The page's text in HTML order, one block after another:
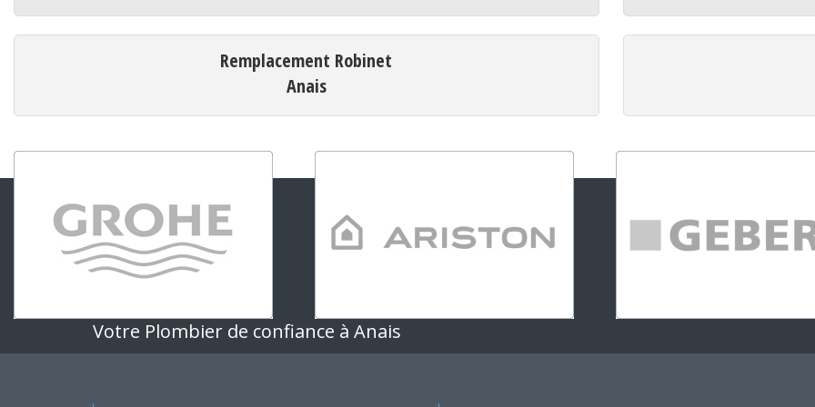
Remplacement Robinet
Anais
Votre Plombier de confiance à Anais